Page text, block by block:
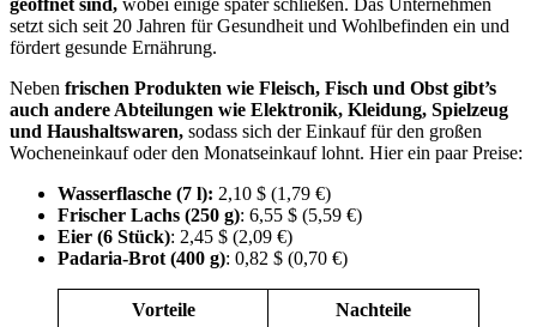
setzt sich seit 20 Jahren für Gesundheit und Wohlbefinden ein und
fördert gesunde Ernährung.
Neben frischen Produkten wie Fleisch, Fisch und Obst gibt’s
auch andere Abteilungen wie Elektronik, Kleidung, Spielzeug
und Haushaltswaren, sodass sich der Einkauf für den großen
Wocheneinkauf oder den Monatseinkauf lohnt. Hier ein paar Preise:
Wasserflasche (7 l): 2,10 $ (1,79 €)
Frischer Lachs (250 g): 6,55 $ (5,59 €)
Eier (6 Stück): 2,45 $ (2,09 €)
Padaria-Brot (400 g): 0,82 $ (0,70 €)
Vorteile Nachteile